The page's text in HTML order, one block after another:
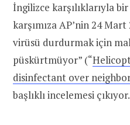
İngilizce karşılıklarıyla
karşımıza AP’nin 24
virüsü durdurmak için
püskürtmüyor” (“
disinfectant over
başlıklı incelemesi çıkıyor.